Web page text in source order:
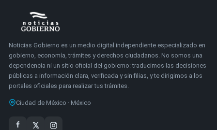
Noticias Gobierno es un medio digital independiente especializado en
gobierno, economía, trámites y derechos ciudadanos. No somos una
dependencia ni un sitio oficial del gobierno: traducimos las decisiones
públicas a información clara, verificada y sin filias, y te dirigimos a los
portales oficiales para realizar tus trámites.
Ciudad de México · México